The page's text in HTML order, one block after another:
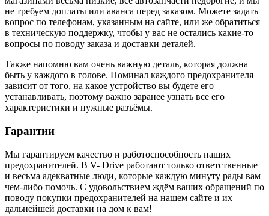
не требуем доплаты или аванса перед заказом. Можете задать
вопрос по телефонам, указанным на сайте, или же обратиться
в техническую поддержку, чтобы у вас не остались какие-то
вопросы по поводу заказа и доставки деталей.
Также напомню вам очень важную деталь, которая должна
быть у каждого в голове. Номинал каждого предохранителя
зависит от того, на какое устройство вы будете его
устанавливать, поэтому важно заранее узнать все его
характеристики и нужные разъёмы.
Гарантии
Мы гарантируем качество и работоспособность наших
предохранителей. В V- Drive работают только ответственные
и весьма адекватные люди, которые каждую минуту рады вам
чем-либо помочь. С удовольствием ждём ваших обращений по
поводу покупки предохранителей на нашем сайте и их
дальнейшей доставки на дом к вам!